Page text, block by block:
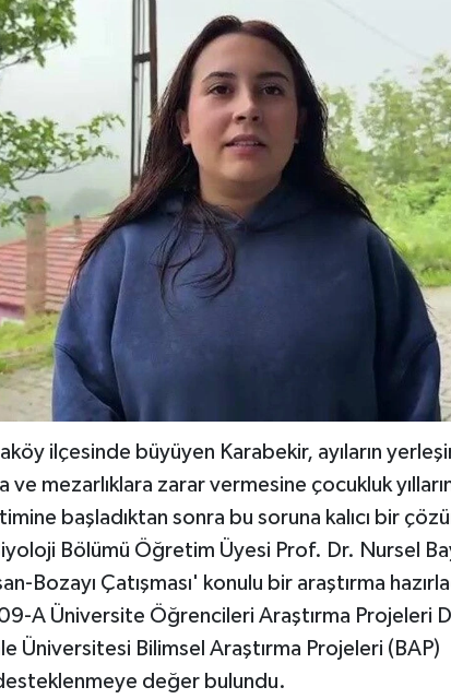
ilçesinde büyüyen Karabekir, ayıların
ve mezarlıklara zarar vermesine çocukluk
başladıktan sonra bu soruna kalıcı bir
Bölümü Öğretim Üyesi Prof. Dr. Nursel
Bozayı Çatışması' konulu bir araştırma
A Üniversite Öğrencileri Araştırma Projeleri
Üniversitesi Bilimsel Araştırma Projeleri (BAP)
değer bulundu.